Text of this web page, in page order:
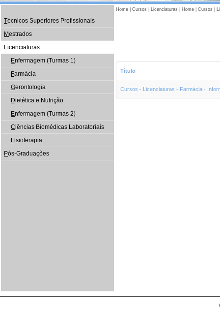
Técnicos Superiores Profissionais
Mestrados
Licenciaturas
Enfermagem (Turmas 1)
Farmácia
Gerontologia
Dietética e Nutrição
Enfermagem (Turmas 2)
Ciências Biomédicas Laboratoriais
Fisioterapia
Pós-Graduações
Home Cursos Licenciaturas Home Cursos
Título
Cursos - Licenciaturas - Farmácia -